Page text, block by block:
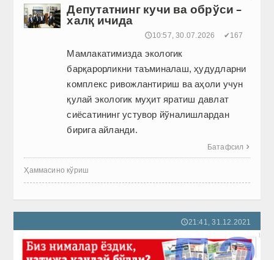
Депутатнинг кучи ва обрўси –
халқ ичида
🕔10:57, 30.07.2026 ✔167
Мамлакатимизда экологик
барқарорликни таъминалаш, ҳудудларни
комплекс ривожлантириш ва аҳоли учун
қулай экологик муҳит яратиш давлат
сиёсатининг устувор йўналишлардан
бирига айланди.
Батафсил 
Ҳаммасино кўриш
🕔21:41, 31.12.2021